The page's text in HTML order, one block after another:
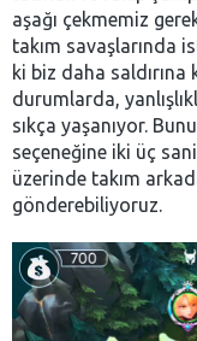
aşağı çekmemiz
takım savaşlarında
ki biz daha
durumlarda,
sıkça yaşanıyor.
seçeneğine iki üç
üzerinde takım
gönderebiliyoruz.